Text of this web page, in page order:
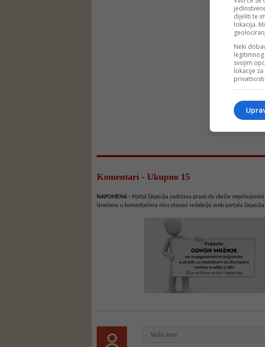
Komentari - Ukupno 15
NAPOMENA - Portal Depo.ba zadržava pravo da obriše
iznešena u komentarima nisu stavovi redakcije web portala
dijeliti te
lokacija.
Neki
svojim
lokacije